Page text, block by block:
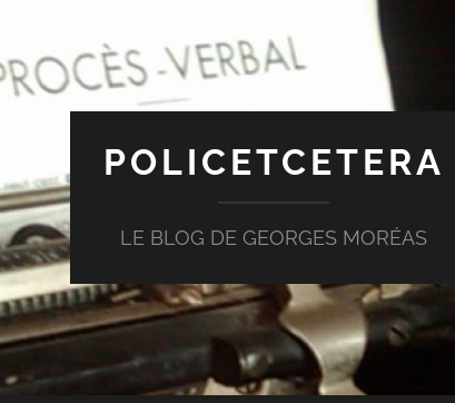
POLICETCETERA
LE BLOG DE GEORGES MORÉAS